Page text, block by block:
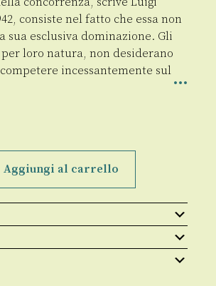
consiste nel fatto che essa non
sua esclusiva dominazione. Gli
loro natura, non desiderano
incessantemente sul
Aggiungi al carrello